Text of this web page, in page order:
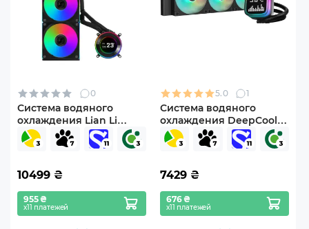
0
Система водяного
охлаждения Lian Li
HydroShift II LCD-C 360CL
Black
10499 ₴
955 ₴
х11 платежей
5.0 1
Система водяного
охлаждения DeepCool
LP360 ARGB Black (R-
LP360-BKMSNC-G-1)
7429 ₴
676 ₴
х11 платежей